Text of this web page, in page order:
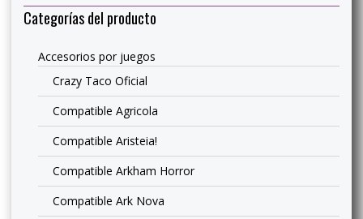
Categorías del producto
Accesorios por juegos
Crazy Taco Oficial
Compatible Agricola
Compatible Aristeia!
Compatible Arkham Horror
Compatible Ark Nova